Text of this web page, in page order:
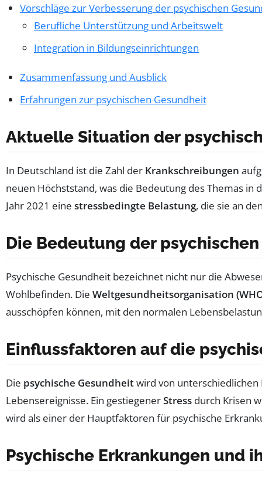
Vorschläge zur Verbesserung der psychischen
Berufliche Unterstützung und Arbeitswelt
Integration in Bildungseinrichtungen
Zusammenfassung und Ausblick
Erfahrungen zur psychischen Gesundheit
Aktuelle Situation der
In Deutschland ist die Zahl der Krankschreibungen
neuen Höchststand, was die Bedeutung des Themas
Jahr 2021 eine stressbedingte Belastung, die sie an
Die Bedeutung der
Psychische Gesundheit bezeichnet nicht nur die
Wohlbefinden. Die Weltgesundheitsorganisation
ausschöpfen können, mit den normalen
Einflussfaktoren auf die
Die psychische Gesundheitwird von
Lebensereignisse. Ein gestiegenerStress durch Krisen
wird als einer der Hauptfaktoren für psychische
Psychische Erkrankungen und